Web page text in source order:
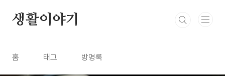
생활이야기
홈 태그 방명록